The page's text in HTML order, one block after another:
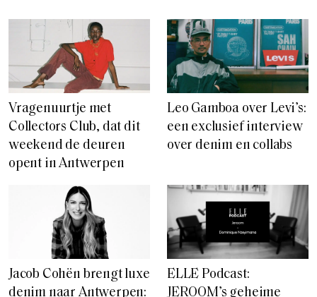
Vragenuurtje met
Collectors Club, dat dit
weekend de deuren
opent in Antwerpen
Leo Gamboa over Levi’s:
een exclusief interview
over denim en collabs
Jacob Cohën brengt luxe
denim naar Antwerpen:
ELLE Podcast:
JEROOM’s geheime